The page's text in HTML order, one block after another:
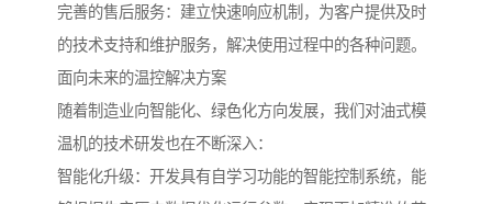
完善的售后服务：建立快速响应机制，为客户提供及时
的技术支持和维护服务，解决使用过程中的各种问题。
面向未来的温控解决方案
随着制造业向智能化、绿色化方向发展，我们对油式模
温机的技术研发也在不断深入：
智能化升级：开发具有自学习功能的智能控制系统，能